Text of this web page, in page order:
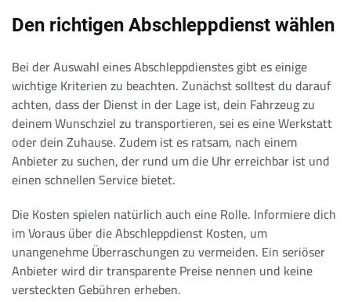
Den richtigen Abschleppdienst wählen
Bei der Auswahl eines Abschleppdienstes gibt es einige
wichtige Kriterien zu beachten. Zunächst solltest du darauf
achten, dass der Dienst in der Lage ist, dein Fahrzeug zu
deinem Wunschziel zu transportieren, sei es eine Werkstatt
oder dein Zuhause. Zudem ist es ratsam, nach einem
Anbieter zu suchen, der rund um die Uhr erreichbar ist und
einen schnellen Service bietet.
Die Kosten spielen natürlich auch eine Rolle. Informiere dich
im Voraus über die Abschleppdienst Kosten, um
unangenehme Überraschungen zu vermeiden. Ein seriöser
Anbieter wird dir transparente Preise nennen und keine
versteckten Gebühren erheben.